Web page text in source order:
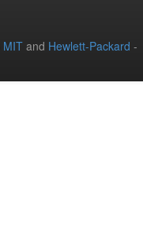
MIT and Hewlett-Packard -